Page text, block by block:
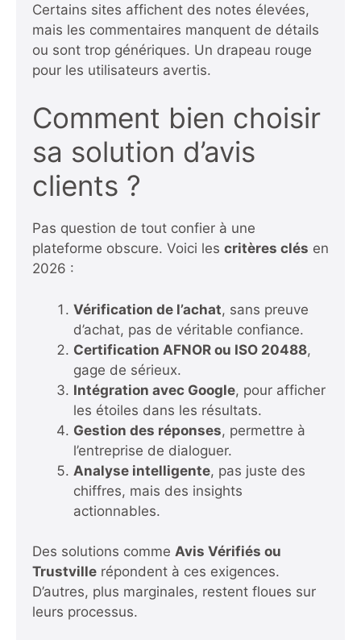
Certains sites affichent des notes élevées,
mais les commentaires manquent de détails
ou sont trop génériques. Un drapeau rouge
pour les utilisateurs avertis.
Comment bien choisir
sa solution d’avis
clients ?
Pas question de tout confier à une
plateforme obscure. Voici les critères clés en
2026 :
Vérification de l’achat, sans preuve
d’achat, pas de véritable confiance.
Certification AFNOR ou ISO 20488,
gage de sérieux.
Intégration avec Google, pour afficher
les étoiles dans les résultats.
Gestion des réponses, permettre à
l’entreprise de dialoguer.
Analyse intelligente, pas juste des
chiffres, mais des insights
actionnables.
Des solutions comme Avis Vérifiés ou
Trustville répondent à ces exigences.
D’autres, plus marginales, restent floues sur
leurs processus.